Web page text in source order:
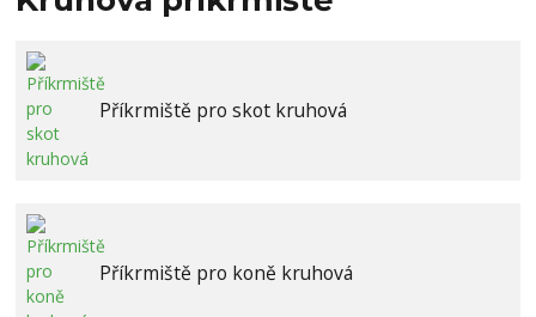
Příkrmiště pro skot kruhová
Příkrmiště pro koně kruhová